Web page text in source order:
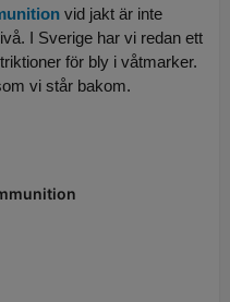
vid jakt är inte
I Sverige har vi redan ett
för bly i våtmarker.
vi står bakom.